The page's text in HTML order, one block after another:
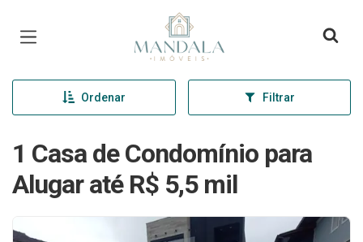
Página inicial
Ordenar Filtrar
1 Casa de Condomínio para
Alugar até R$ 5,5 mil